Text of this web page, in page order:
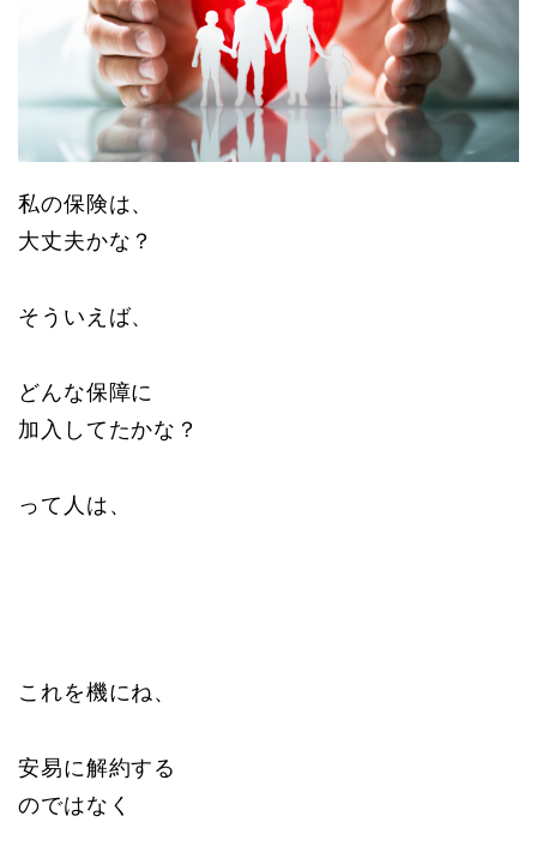
私の保険は、
大丈夫かな？
そういえば、
どんな保障に
加入してたかな？
って人は、
これを機にね、
安易に解約する
のではなく